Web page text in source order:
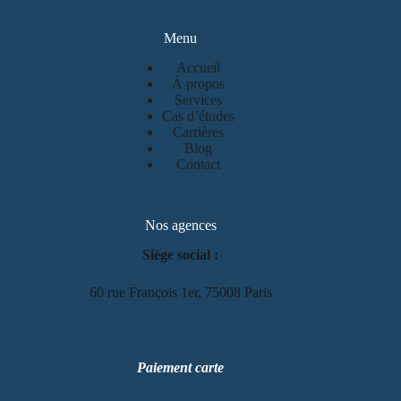
Menu
Accueil
À propos
Services
Cas d’études
Carrières
Blog
Contact
Nos agences
Siège social :
60 rue François 1er, 75008 Paris
Paiement carte